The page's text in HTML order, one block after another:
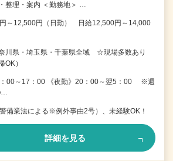
整理・案内 ＜勤務地＞ …
～12,500円（日勤） 日給12,500円～14,000
川県・埼玉県・千葉県全域 ☆現場多数あり
OK）
：00～17：00 《夜勤》20：00～翌5：00 ※週
備業法による※例外事由2号）、未経験OK！
詳細を見る